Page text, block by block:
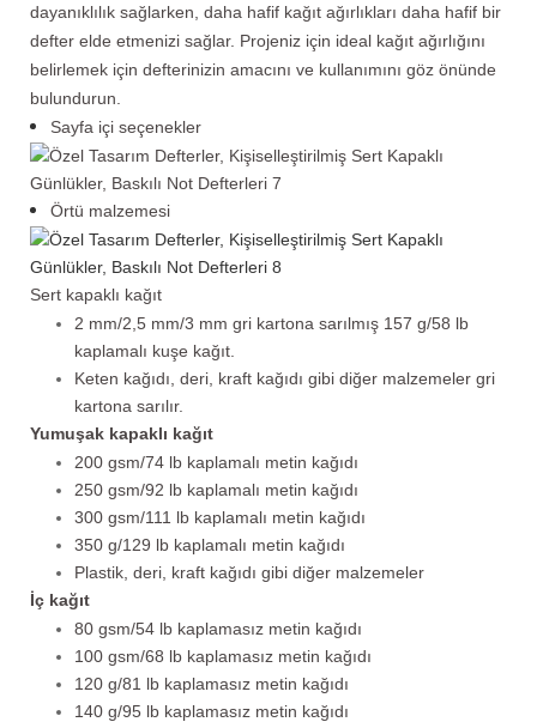
dayanıklılık sağlarken, daha hafif kağıt ağırlıkları daha hafif bir
defter elde etmenizi sağlar. Projeniz için ideal kağıt ağırlığını
belirlemek için defterinizin amacını ve kullanımını göz önünde
bulundurun.
Sayfa içi seçenekler
Örtü malzemesi
Sert kapaklı kağıt
2 mm/2,5 mm/3 mm gri kartona sarılmış 157 g/58 lb
kaplamalı kuşe kağıt.
Keten kağıdı, deri, kraft kağıdı gibi diğer malzemeler gri
kartona sarılır.
Yumuşak kapaklı kağıt
200 gsm/74 lb kaplamalı metin kağıdı
250 gsm/92 lb kaplamalı metin kağıdı
300 gsm/111 lb kaplamalı metin kağıdı
350 g/129 lb kaplamalı metin kağıdı
Plastik, deri, kraft kağıdı gibi diğer malzemeler
İç kağıt
80 gsm/54 lb kaplamasız metin kağıdı
100 gsm/68 lb kaplamasız metin kağıdı
120 g/81 lb kaplamasız metin kağıdı
140 g/95 lb kaplamasız metin kağıdı